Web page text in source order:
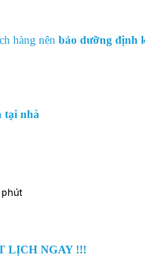
hàng nên bảo dưỡng định
tại nhà
LỊCH NGAY !!!